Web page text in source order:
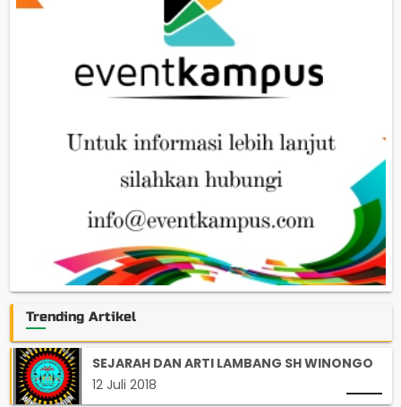
Trending Artikel
SEJARAH DAN ARTI LAMBANG SH WINONGO
12 Juli 2018